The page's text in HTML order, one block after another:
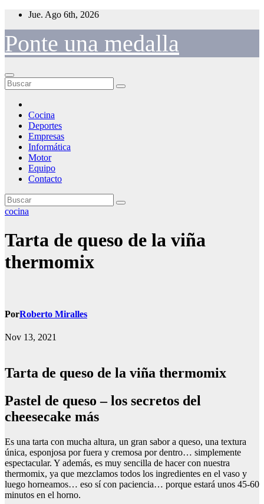
Saltar
contenido
Jue. Ago 6th, 2026
Ponte una medalla
Cocina
Deportes
Empresas
Informática
Motor
Equipo
Contacto
cocina
Tarta de queso de la viña
thermomix
PorRoberto Miralles
Nov 13, 2021
Tarta de queso de la viña thermomix
Pastel de queso – los secretos del
cheesecake más
Es una tarta con mucha altura, un gran sabor a queso, una textura
única, esponjosa por fuera y cremosa por dentro… simplemente
espectacular. Y además, es muy sencilla de hacer con nuestra
thermomix, ya que mezclamos todos los ingredientes en el vaso y
luego horneamos… eso sí con paciencia… porque estará unos 45-60
minutos en el horno.